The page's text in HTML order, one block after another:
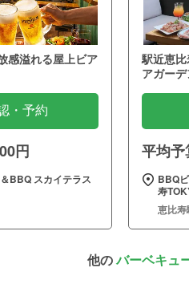
感溢れる屋上ビア
・予約
円
BBQ スカイテラス
駅近恵
アガーデ
平均
BBQ
寿
恵比
他のバーベキュ